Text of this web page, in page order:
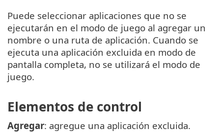
Puede seleccionar aplicaciones que no se
ejecutarán en el modo de juego al agregar un
nombre o una ruta de aplicación. Cuando se
ejecuta una aplicación excluida en modo de
pantalla completa, no se utilizará el modo de
juego.
Elementos de control
Agregar: agregue una aplicación excluida.